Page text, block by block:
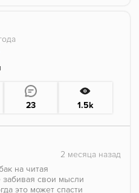
23 1.5k
на читая
свои мысли
это может спасти